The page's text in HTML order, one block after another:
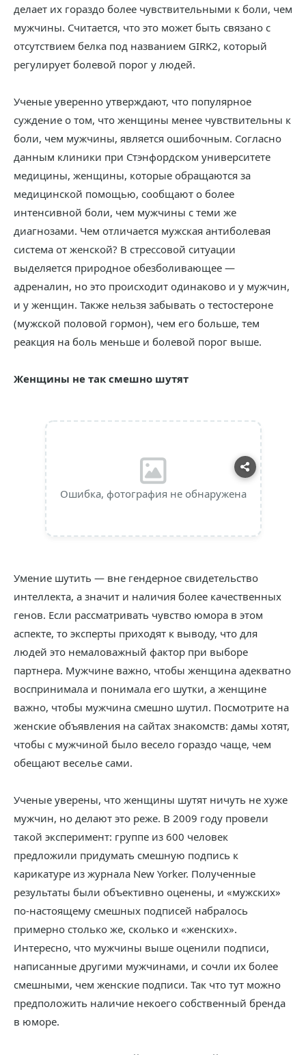
делает их гораздо более чувствительными к боли, чем
мужчины. Считается, что это может быть связано с
отсутствием белка под названием GIRK2, который
регулирует болевой порог у людей.
Ученые уверенно утверждают, что популярное
суждение о том, что женщины менее чувствительны к
боли, чем мужчины, является ошибочным. Согласно
данным клиники при Стэнфордском университете
медицины, женщины, которые обращаются за
медицинской помощью, сообщают о более
интенсивной боли, чем мужчины с теми же
диагнозами. Чем отличается мужская антиболевая
система от женской? В стрессовой ситуации
выделяется природное обезболивающее —
адреналин, но это происходит одинаково и у мужчин,
и у женщин. Также нельзя забывать о тестостероне
(мужской половой гормон), чем его больше, тем
реакция на боль меньше и болевой порог выше.
Женщины не так смешно шутят
Ошибка, фотография не обнаружена
Умение шутить — вне гендерное свидетельство
интеллекта, а значит и наличия более качественных
генов. Если рассматривать чувство юмора в этом
аспекте, то эксперты приходят к выводу, что для
людей это немаловажный фактор при выборе
партнера. Мужчине важно, чтобы женщина адекватно
воспринимала и понимала его шутки, а женщине
важно, чтобы мужчина смешно шутил. Посмотрите на
женские объявления на сайтах знакомств: дамы хотят,
чтобы с мужчиной было весело гораздо чаще, чем
обещают веселье сами.
Ученые уверены, что женщины шутят ничуть не хуже
мужчин, но делают это реже. В 2009 году провели
такой эксперимент: группе из 600 человек
предложили придумать смешную подпись к
карикатуре из журнала New Yorker. Полученные
результаты были объективно оценены, и «мужских»
по-настоящему смешных подписей набралось
примерно столько же, сколько и «женских».
Интересно, что мужчины выше оценили подписи,
написанные другими мужчинами, и сочли их более
смешными, чем женские подписи. Так что тут можно
предположить наличие некоего собственный бренда
в юморе.